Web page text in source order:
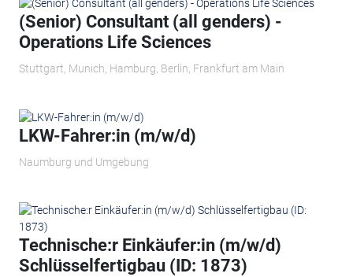
(Senior) Consultant (all genders) -
Operations Life Sciences
Stuttgart, Munich, Hamburg, Berlin, Frankfurt am Main
LKW-Fahrer:in (m/w/d)
Naumburg und Umgebung
Technische:r Einkäufer:in (m/w/d)
Schlüsselfertigbau (ID: 1873)